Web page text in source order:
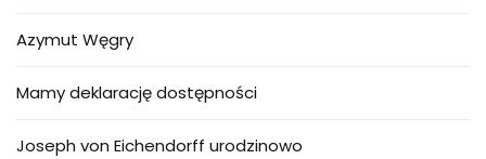
Azymut Węgry
Mamy deklarację dostępności
Joseph von Eichendorff urodzinowo